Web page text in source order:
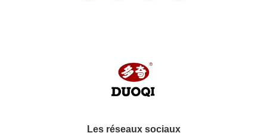
Les réseaux sociaux